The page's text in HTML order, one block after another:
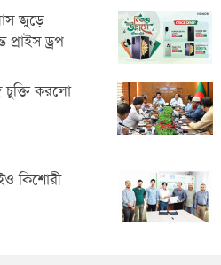
জুড়ে
প্রাইস ড্রপ
চুক্তি করলো
কিশোরী